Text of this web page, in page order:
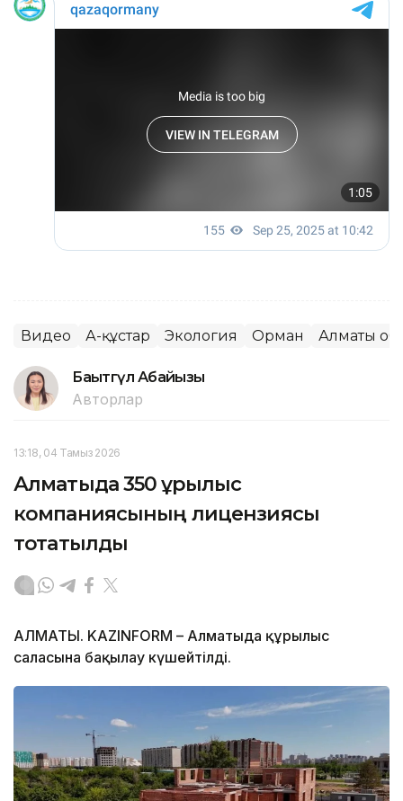
Видео Аң-құстар Экология Орман Алматы
Бақытгүл Абайқызы
Авторлар
13:18, 04 Тамыз 2026
Алматыда 350 құрылыс
компаниясының лицензиясы
тоқтатылды
АЛМАТЫ. KAZINFORM – Алматыда құрылыс
саласына бақылау күшейтілді.